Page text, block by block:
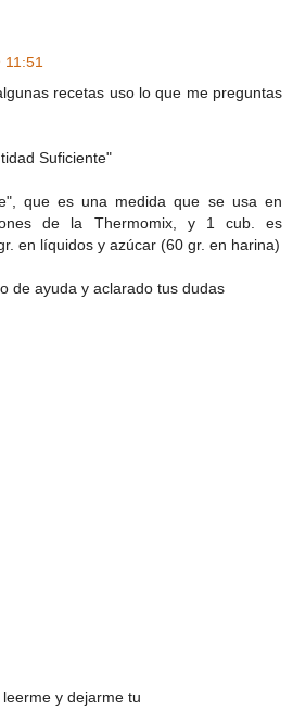
11:51
recetas uso lo que me preguntas
Suficiente"
que es una medida que se usa en
de la Thermomix, y 1 cub. es
en líquidos y azúcar (60 gr. en harina)
de ayuda y aclarado tus dudas
y dejarme tu